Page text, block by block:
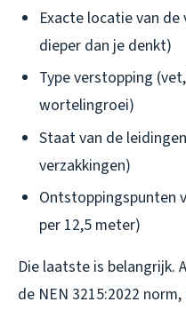
Exacte locatie van
dieper dan je denkt)
Type verstopping
wortelingroei)
Staat van de
verzakkingen)
Ontstoppingspunten
per 12,5 meter)
Die laatste is belangrijk.
de NEN 3215:2022